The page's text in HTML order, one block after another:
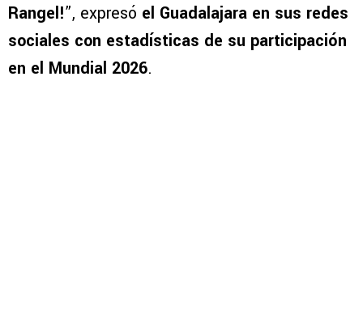
Rangel!”, expresó el Guadalajara en sus redes
sociales con estadísticas de su participación
en el Mundial 2026.